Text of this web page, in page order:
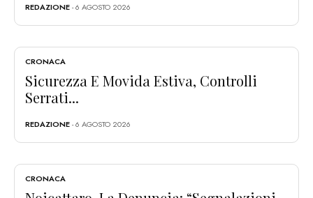
REDAZIONE- 6 AGOSTO 2026
CRONACA
Sicurezza E Movida Estiva, Controlli
Serrati...
REDAZIONE- 6 AGOSTO 2026
CRONACA